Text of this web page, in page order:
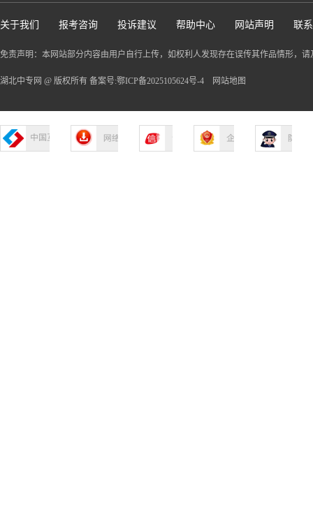
关于我们 报考咨询 投诉建议 帮助中心 网站声明 联
免责声明：本网站部分内容由用户自行上传，如权利人发现存在误传其作品情形，
湖北中专网 @ 版权所有 备案号:鄂ICP备2025105624号-4 网站地图